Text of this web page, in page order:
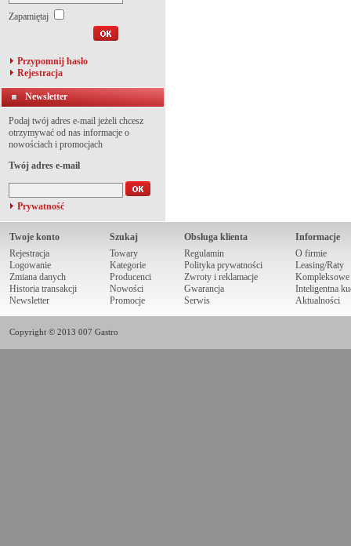
Zapamiętaj
Przypomnij hasło
Rejestracja
Newsletter
Podaj twój adres e-mail jeżeli chcesz
otrzymywać od nas informacje o
nowościach i promocjach
Twój adres e-mail
Prywatność
Twoje konto
Rejestracja
Logowanie
Zmiana danych
Historia transakcji
Newsletter
Szukaj
Towary
Kategorie
Producenci
Nowości
Promocje
Obsługa klienta
Regulamin
Polityka prywatności
Zwroty i reklamacje
Gwarancja
Serwis
Informacje
O firmie
Leasing/Raty
Kompleksowe
Inteligentna
Aktualności
Copyright © 2013 007 Gastro